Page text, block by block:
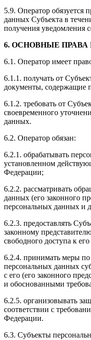
5.9. Оператор обязуется
данных Субъекта в
получения уведомления
6. ОСНОВНЫЕ
6.1. Оператор имеет
6.1.1. получать от
документы, содержащие
6.1.2. требовать от
своевременного
данных.
6.2. Оператор обязан:
6.2.1. обрабатывать
установленном
Федерации;
6.2.2. рассматривать
данных (его законного
персональных данных и
6.2.3. предоставлять
законному
свободного доступа к
6.2.4. принимать меры
персональных данных
с его (его законного
и обоснованными
6.2.5. организовывать
соответствии с
Федерации.
6.3. Субъекты